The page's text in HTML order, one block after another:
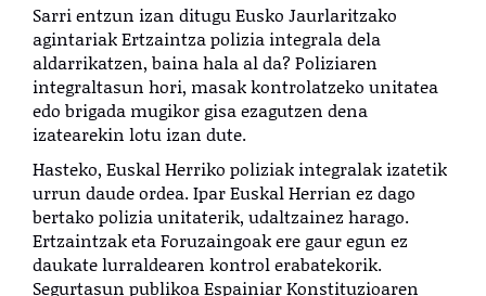
Sarri entzun izan ditugu Eusko Jaurlaritzako
agintariak Ertzaintza polizia integrala dela
aldarrikatzen, baina hala al da? Poliziaren
integraltasun hori, masak kontrolatzeko unitatea
edo brigada mugikor gisa ezagutzen dena
izatearekin lotu izan dute.
Hasteko, Euskal Herriko poliziak integralak izatetik
urrun daude ordea. Ipar Euskal Herrian ez dago
bertako polizia unitaterik, udaltzainez harago.
Ertzaintzak eta Foruzaingoak ere gaur egun ez
daukate lurraldearen kontrol erabatekorik.
Segurtasun publikoa Espainiar Konstituzioaren